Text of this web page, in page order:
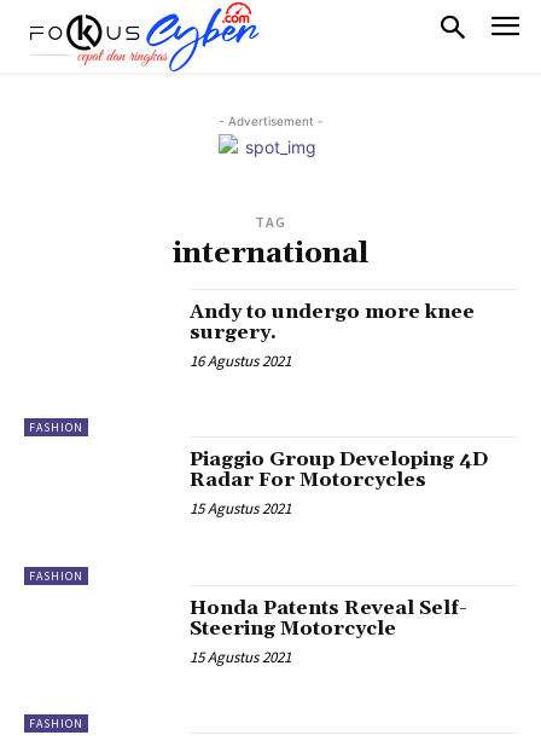
- Advertisement -
TAG
international
FASHION
Andy to undergo more knee
surgery.
16 Agustus 2021
FASHION
Piaggio Group Developing 4D
Radar For Motorcycles
15 Agustus 2021
FASHION
Honda Patents Reveal Self-
Steering Motorcycle
15 Agustus 2021